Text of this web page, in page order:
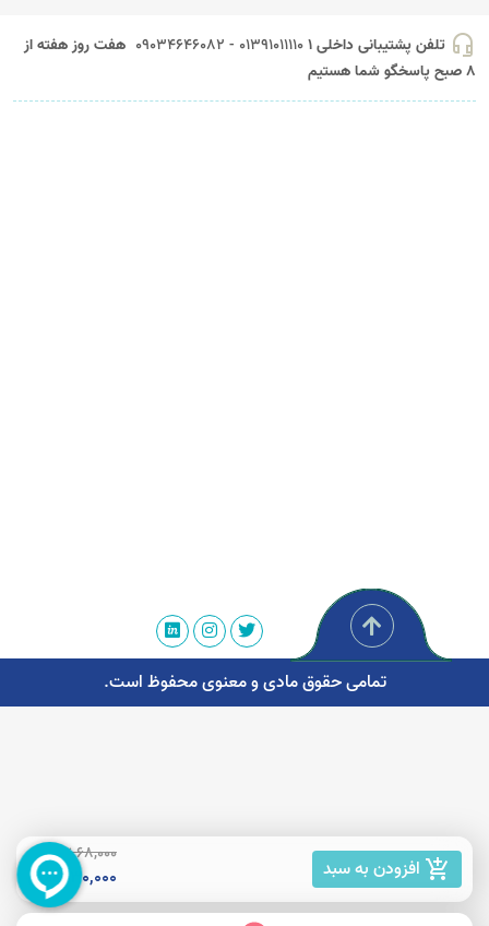
add_shopping_cart افزودن به سبد
68,000 تومان
30,000 تومان
headset_mic تلفن پشتیبانی داخلی 1 01391011110 - 09034646082
هفت روز هفته از
8 صبح پاسخگو شما هستیم
تمامی حقوق مادی و معنوی محفوظ است.